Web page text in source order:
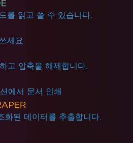
를 읽고 쓸 수 있습니다.
세요.
고 압축을 해제합니다.
에서 문서 인쇄.
화된 데이터를 추출합니다.